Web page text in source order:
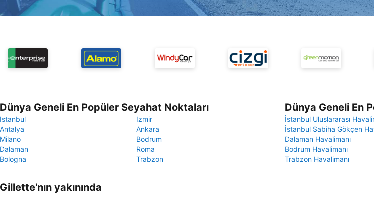
Dünya Geneli En Popüler Seyahat Noktaları
Istanbul
Izmir
Antalya
Ankara
Milano
Bodrum
Dalaman
Roma
Bologna
Trabzon
Dünya Geneli En
İstanbul Uluslararası
İstanbul Sabiha Gökçen
Dalaman Havalimanı
Bodrum Havalimanı
Trabzon Havalimanı
Gillette'nın yakınında